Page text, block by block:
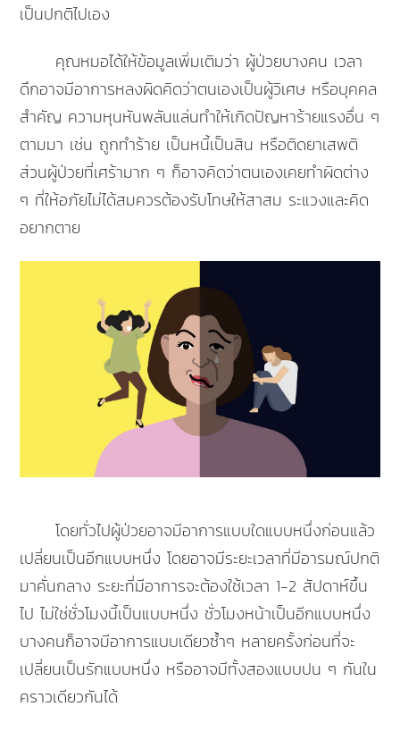
เป็นปกติไปเอง
คุณหมอได้ให้ข้อมูลเพิ่มเติมว่า ผู้ป่วยบางคน เวลา
ดึกอาจมีอาการหลงผิดคิดว่าตนเองเป็นผู้วิเศษ หรือบุคคล
สำคัญ ความหุนหันพลันแล่นทำให้เกิดปัญหาร้ายแรงอื่น ๆ
ตามมา เช่น ถูกทำร้าย เป็นหนี้เป็นสิน หรือติดยาเสพติ
ส่วนผู้ป่วยที่เศร้ามาก ๆ ก็อาจคิดว่าตนเองเคยทำผิดต่าง
ๆ ที่ให้อภัยไม่ได้สมควรต้องรับโทษให้สาสม ระแวงและคิด
อยากตาย
โดยทั่วไปผู้ป่วยอาจมีอาการแบบใดแบบหนึ่งก่อนแล้ว
เปลี่ยนเป็นอีกแบบหนึ่ง โดยอาจมีระยะเวลาที่มีอารมณ์ปกติ
มาคั่นกลาง ระยะที่มีอาการจะต้องใช้เวลา 1-2 สัปดาห์ขึ้น
ไป ไม่ใช่ชั่วโมงนี้เป็นแบบหนึ่ง ชั่วโมงหน้าเป็นอีกแบบหนึ่ง
บางคนก็อาจมีอาการแบบเดียวซ้ำๆ หลายครั้งก่อนที่จะ
เปลี่ยนเป็นรักแบบหนึ่ง หรืออาจมีทั้งสองแบบปน ๆ กันใน
คราวเดียวกันได้